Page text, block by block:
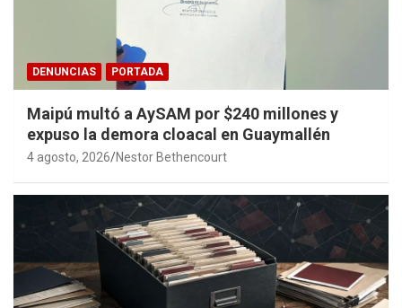
DENUNCIAS PORTADA
Maipú multó a AySAM por $240 millones y
expuso la demora cloacal en Guaymallén
4 agosto, 2026 Nestor Bethencourt